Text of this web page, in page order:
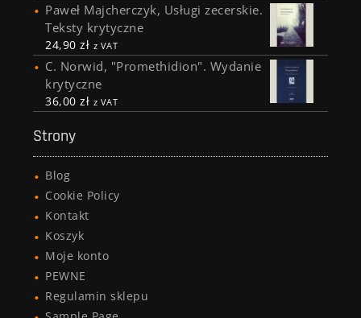
Paweł Majcherczyk, Usługi zecerskie.
Teksty krytyczne
24,90zł z VAT
C. Norwid, "Promethidion". Wydanie
krytyczne
36,00zł z VAT
Strony
Blog
Cookie Policy
Kontakt
Koszyk
Moje konto
PEWNE
Regulamin sklepu